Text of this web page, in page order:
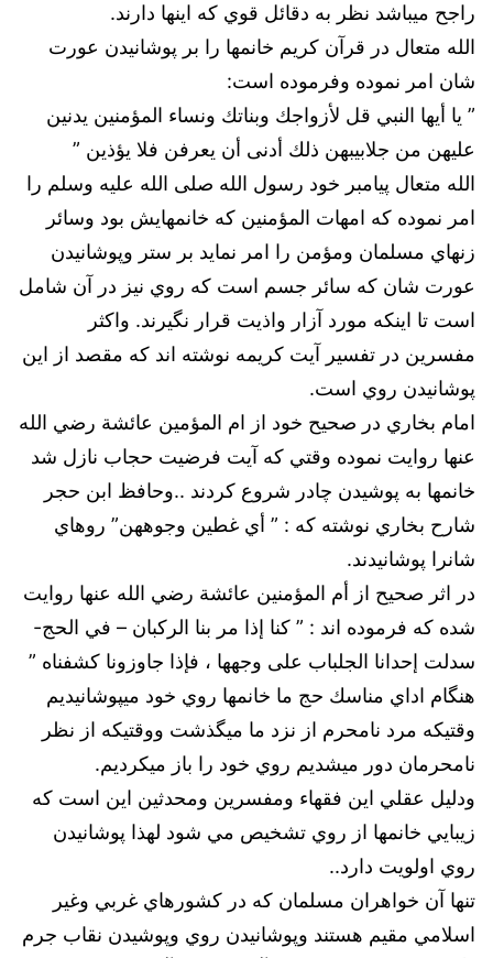
راجح ميباشد نظر به دقائل قوي كه اينها دارند.
الله متعال در قرآن كريم خانمها را بر پوشانيدن عورت
شان امر نموده وفرموده است:
” يا أيها النبي قل لأزواجك وبناتك ونساء المؤمنين يدنين
عليهن من جلابيبهن ذلك أدنى أن يعرفن فلا يؤذين ”
الله متعال پيامبر خود رسول الله صلى الله عليه وسلم را
امر نموده كه امهات المؤمنين كه خانمهايش بود وسائر
زنهاي مسلمان ومؤمن را امر نمايد بر ستر وپوشانيدن
عورت شان كه سائر جسم است كه روي نيز در آن شامل
است تا اينكه مورد آزار واذيت قرار نگيرند. واكثر
مفسرين در تفسير آيت كريمه نوشته اند كه مقصد از اين
پوشانيدن روي است.
امام بخاري در صحيح خود از ام المؤمين عائشة رضي الله
عنها روايت نموده وقتي كه آيت فرضيت حجاب نازل شد
خانمها به پوشيدن چادر شروع كردند ..وحافظ ابن حجر
شارح بخاري نوشته كه : ” أي غطين وجوههن” روهاي
شانرا پوشانيدند.
در اثر صحيح از أم المؤمنين عائشة رضي الله عنها روايت
شده كه فرموده اند : ” كنا إذا مر بنا الركبان – في الحج-
سدلت إحدانا الجلباب على وجهها ، فإذا جاوزونا كشفناه ”
هنگام اداي مناسك حج ما خانمها روي خود ميپوشانيديم
وقتيكه مرد نامحرم از نزد ما ميگذشت ووقتيكه از نظر
نامحرمان دور ميشديم روي خود را باز ميكرديم.
ودليل عقلي اين فقهاء ومفسرين ومحدثين اين است كه
زيبايي خانمها از روي تشخيص مي شود لهذا پوشانيدن
روي اولويت دارد..
تنها آن خواهران مسلمان كه در كشورهاي غربي وغير
اسلامي مقيم هستند وپوشانيدن روي وپوشيدن نقاب جرم